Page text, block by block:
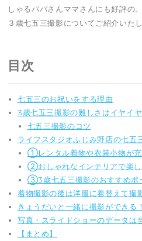
しゃるパパさんママさんにも好評の
３歳七五三撮影についてご紹介いたし
目次
七五三のお祝いをする理由
3歳七五三撮影の難しさはイヤイヤ
七五三撮影のコツ
ライフスタジオふじみ野店の七五
①レンタル着物や衣装小物が充
②おしゃれなインテリアで楽し
③3歳七五三撮影のおすすめポ
着物撮影の後は洋服に着替えて撮
きょうだいと一緒に撮影ができる！
写真・スライドショーのデータは
【まとめ】